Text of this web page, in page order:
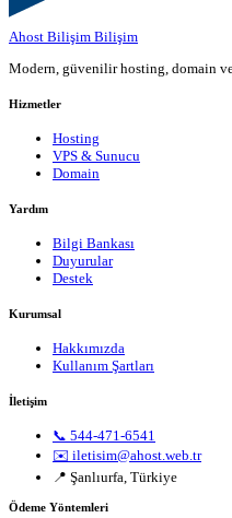
Ahost Bilişim Bilişim
Modern, güvenilir hosting, domain
Hizmetler
Hosting
VPS & Sunucu
Domain
Yardım
Bilgi Bankası
Duyurular
Destek
Kurumsal
Hakkımızda
Kullanım Şartları
İletişim
📞 544-471-6541
✉️ iletisim@ahost.web.tr
📍 Şanlıurfa, Türkiye
Ödeme Yöntemleri